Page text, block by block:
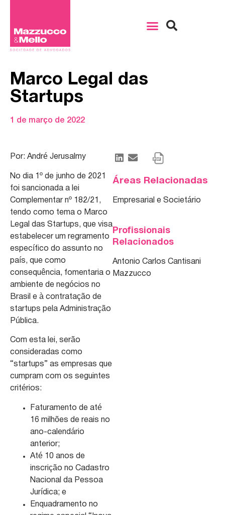
Marco Legal das
Startups
1 de março de 2022
Por: André Jerusalmy
No dia 1º de junho de 2021
foi sancionada a lei
Complementar nº 182/21,
tendo como tema o Marco
Legal das Startups, que visa
estabelecer um regramento
específico do assunto no
país, que como
consequência, fomentaria o
ambiente de negócios no
Brasil e à contratação de
startups pela Administração
Pública.
Com esta lei, serão
consideradas como
“startups” as empresas que
cumpram com os seguintes
critérios:
Faturamento de até
16 milhões de reais no
ano-calendário
anterior;
Até 10 anos de
inscrição no Cadastro
Nacional da Pessoa
Jurídica; e
Enquadramento no
Áreas Relacionadas
Empresarial e Societário
Profissionais
Relacionados
Antonio Carlos Cantisani
Mazzucco